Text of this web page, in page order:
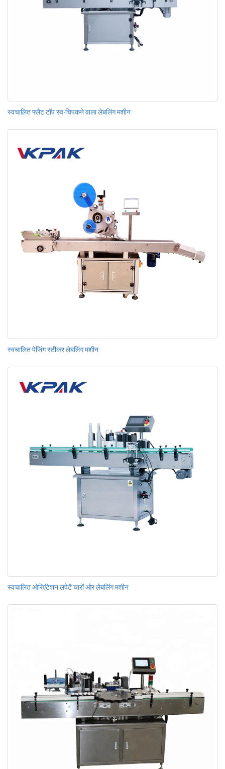
स्वचालित फ्लैट टॉप स्व-चिपकने वाला लेबलिंग मशीन
स्वचालित पेजिंग स्टीकर लेबलिंग मशीन
स्वचालित ओरिएंटेशन लपेटें चारों ओर लेबलिंग मशीन